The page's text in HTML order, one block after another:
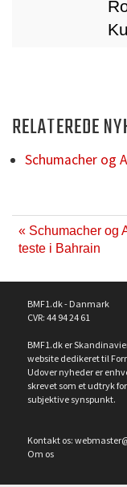
RELATEREDE
Schumacher og
« Schumacher og
teste i Bahrain
BMF1.dk - Danmark
CVR: 44 94 24 61
BMF1.dk er
website dedikeret til
Udover nyheder er
skrevet som et udtryk
subjektive synspunkt.
Kontakt os:
Om os